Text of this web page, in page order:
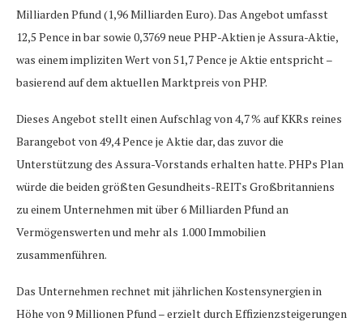
Milliarden Pfund (1,96 Milliarden Euro). Das Angebot umfasst
12,5 Pence in bar sowie 0,3769 neue PHP-Aktien je Assura-Aktie,
was einem impliziten Wert von 51,7 Pence je Aktie entspricht –
basierend auf dem aktuellen Marktpreis von PHP.
Dieses Angebot stellt einen Aufschlag von 4,7 % auf KKRs reines
Barangebot von 49,4 Pence je Aktie dar, das zuvor die
Unterstützung des Assura-Vorstands erhalten hatte. PHPs Plan
würde die beiden größten Gesundheits-REITs Großbritanniens
zu einem Unternehmen mit über 6 Milliarden Pfund an
Vermögenswerten und mehr als 1.000 Immobilien
zusammenführen.
Das Unternehmen rechnet mit jährlichen Kostensynergien in
Höhe von 9 Millionen Pfund – erzielt durch Effizienzsteigerungen